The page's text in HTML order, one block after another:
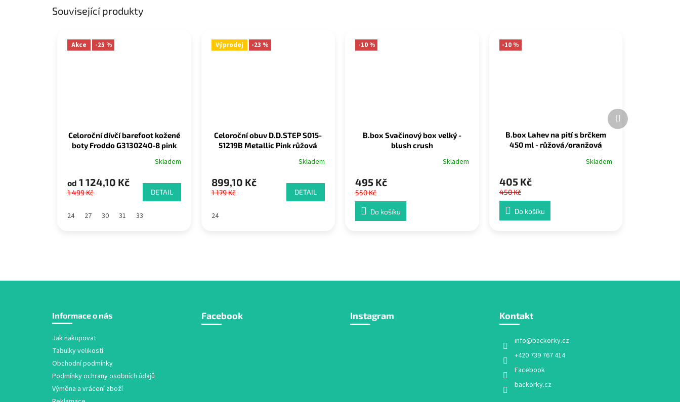
Související produkty
Akce -25 %
Celoroční dívčí barefoot kožené
boty Froddo G3130240-8 pink
Skladem
od 1 124,10 Kč
1 499 Kč DETAIL
24 27 30 31 33
Výprodej -23 %
Celoroční obuv D.D.STEP S015-
51219B Metallic Pink růžová
Skladem
899,10 Kč
1 179 Kč DETAIL
24
-10 %
B.box Svačinový box velký -
blush crush
Skladem
495 Kč
550 Kč
Do košíku
-10 %
B.box Lahev na pití s brčkem
450 ml - růžová/oranžová
Skladem
405 Kč
450 Kč
Do košíku
Další
produkt
Informace o nás
Jak nakupovat
Tabulky velikostí
Obchodní podmínky
Podmínky ochrany osobních údajů
Výměna a vrácení zboží
Facebook Instagram Kontakt
info@backorky.cz
+420 739 767 414
Facebook
backorky.cz